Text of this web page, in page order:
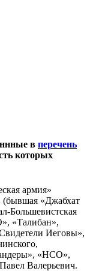
в перечень
которых
армия»
«Джабхат
Большевистская
«Талибан»,
Иеговы»,
«НСО»,
Валерьевич.